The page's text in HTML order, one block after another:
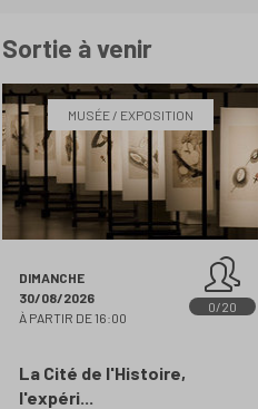
Sortie à venir
MUSÉE / EXPOSITION
DIMANCHE
30/08/2026
À PARTIR DE 16:00
0/20
La Cité de l'Histoire,
l'expéri...